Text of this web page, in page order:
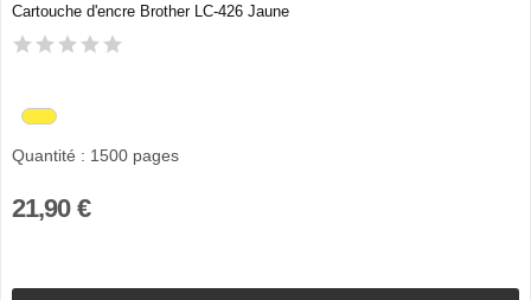
Cartouche d'encre Brother LC-426 Jaune
Quantité : 1500 pages
21,90 €